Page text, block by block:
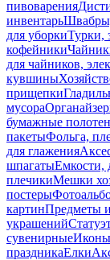
пивоварения
инвентарь
для уборкиТурки,
кофейники
для чайников,
кувшины
прищепки
мусора
бумажные
пакетыФольга,
для глажения
шпагатыЕмкости,
плечикиМешки
постеры
картинПредметы
украшений
сувенирныеИконы
праздникаЕлки